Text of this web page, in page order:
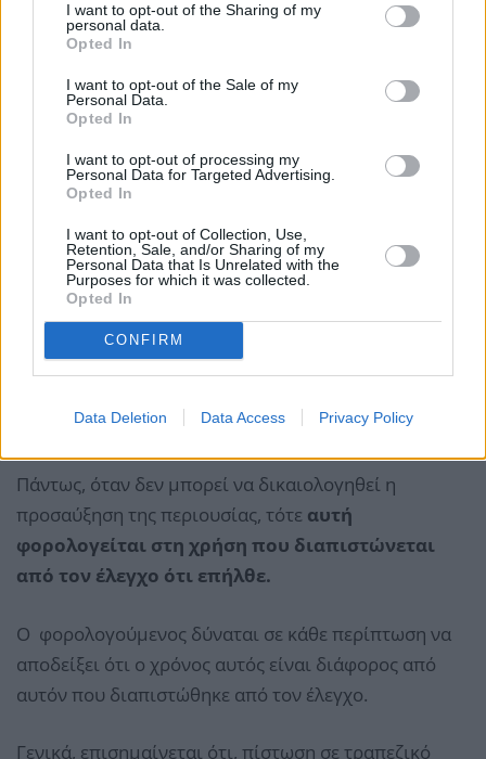
I want to opt-out of the Sharing of my
personal data.
Opted In
I want to opt-out of the Sale of my
Personal Data.
Opted In
I want to opt-out of processing my
Personal Data for Targeted Advertising.
Opted In
I want to opt-out of Collection, Use,
Retention, Sale, and/or Sharing of my
Personal Data that Is Unrelated with the
Purposes for which it was collected.
Opted In
CONFIRM
Data Deletion Data Access Privacy Policy
σε ίδιους ή άλλους λογαριασμούς.
τεκμηριώνει εάν πρόκειται ή όχι για «πρωτογενείς
καταθέσεις», δηλαδή για ποσά που προέρχονται από
άγνωστη ή μη διαρκή ή μη σταθερή πηγή ή αιτία και
δεν προέρχονται από αναλήψεις από άλλους
Τονίζει, δε, ότιδεν αντίκειται στη φορολογική
νομοθεσία η ανάληψη χρηματικών ποσών και η
αποδεδειγμένη επανακατάθεση μέρους ή του
συνόλου αυτώνκαι ούτε προβλέπεται χρονικός
κεφαλαίων.
Πάντως, όταν δεν μπορεί να δικαιολογηθεί η
προσαύξηση της περιουσίας, τότε αυτή
φορολογείται στη χρήση που διαπιστώνεται
από τον έλεγχο ότι επήλθε.
Ο φορολογούμενος δύναται σε κάθε περίπτωση να
αποδείξει ότι ο χρόνος αυτός είναι διάφορος από
αυτόν που διαπιστώθηκε από τον έλεγχο.
Γενικά, επισημαίνεται ότι, πίστωση σε τραπεζικό